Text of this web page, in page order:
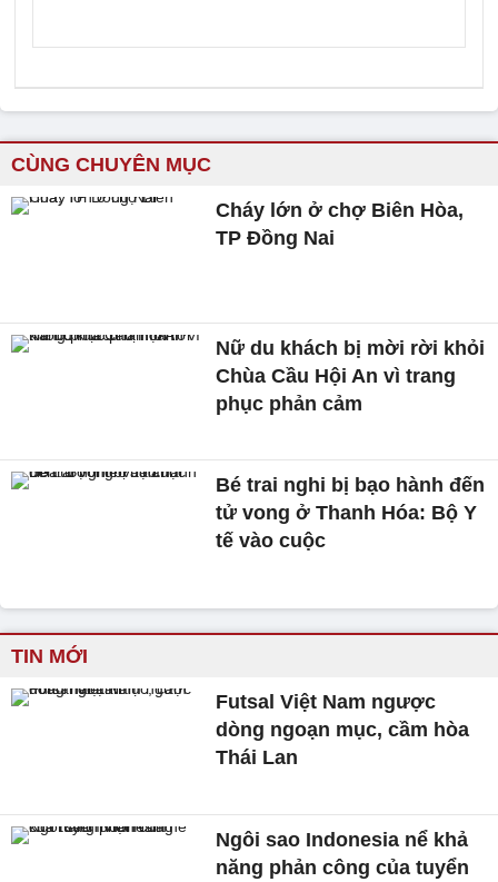
CÙNG CHUYÊN MỤC
Cháy lớn ở chợ Biên Hòa,
TP Đồng Nai
Nữ du khách bị mời rời khỏi
Chùa Cầu Hội An vì trang
phục phản cảm
Bé trai nghi bị bạo hành đến
tử vong ở Thanh Hóa: Bộ Y
tế vào cuộc
TIN MỚI
Futsal Việt Nam ngược
dòng ngoạn mục, cầm hòa
Thái Lan
Ngôi sao Indonesia nể khả
năng phản công của tuyển